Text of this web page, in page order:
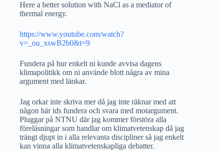
Here a better solution with NaCl as a mediator of
thermal energy.
https://www.youtube.com/watch?
v=_ou_xswB2b0&t=9
Fundera på hur enkelt ni kunde avvisa dagens
klimapolitikk om ni använde blott några av mina
argument med länkar.
Jag orkar inte skriva mer då jag inte räknar med att
någon här ids fundera och svara med motargument.
Pluggar på NTNU där jag kommer förstöra alla
föreläsningar som handlar om klimatvetenskap då jag
trängt djupt in i alla relevanta discipliner så jag enkelt
kan vinna alla klimatvetenskapliga debatter.